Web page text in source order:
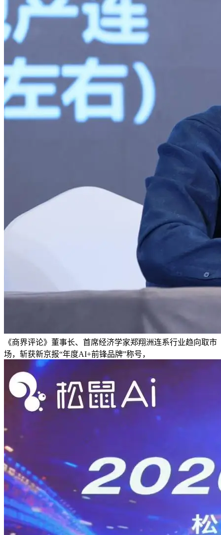
《商界评论》董事长、首席经济学家郑翔洲连系行业趋向取市
场，斩获新京报“年度AI+前锋品牌”称号，